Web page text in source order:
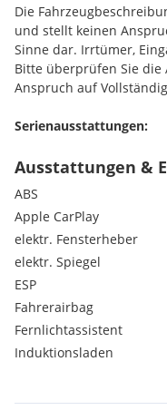
Die
und stellt keinen
Sinne dar. Irrtümer,
Bitte überprüfen Sie die
Anspruch auf
Serienausstattungen:
Heckscheibe
Reifenreparaturset
Lenkrad höhen- und
3. Kopfstütze hinten
Müdigkeits- und
Elektronische
LED-Leselampe
Voll-LED
Ausstattungen &
ABS
Apple CarPlay
elektr. Fensterheber
elektr. Spiegel
ESP
Fahrerairbag
Fernlichtassistent
Induktionsladen